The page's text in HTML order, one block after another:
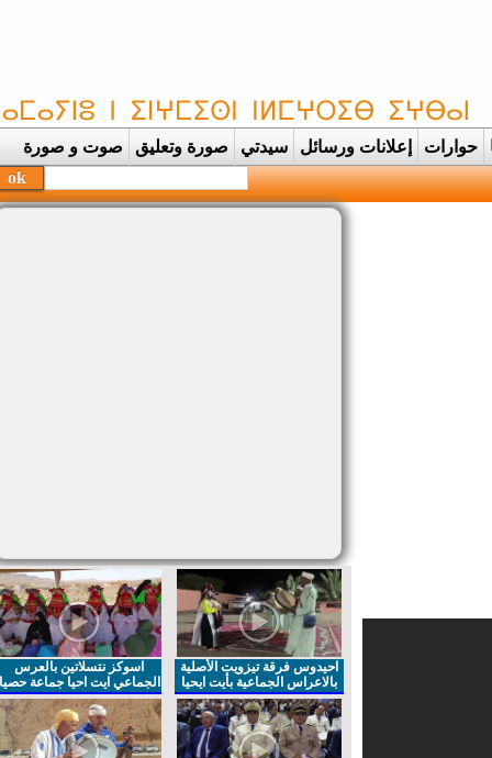
حوارات إعلانات ورسائل سيدتي صورة وتعليق صوت و صورة
احيدوس فرقة تيزويت الأصلية
بالاعراس الجماعية بأيت ايحيا
اسوكز نتسلاتين بالعرس
الجماعي ايت احيا جماعة حصيا